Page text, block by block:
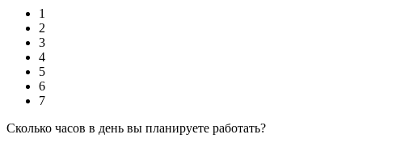
1
2
3
4
5
6
7
Сколько часов в день вы планируете работать?